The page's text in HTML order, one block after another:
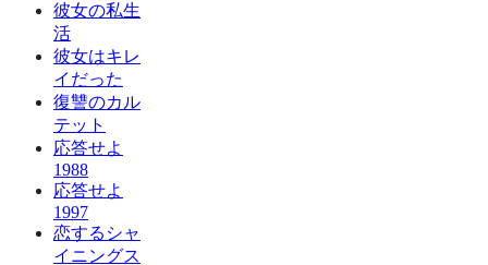
彼女の私生
活
彼女はキレ
イだった
復讐のカル
テット
応答せよ
1988
応答せよ
1997
恋するシャ
イニングス